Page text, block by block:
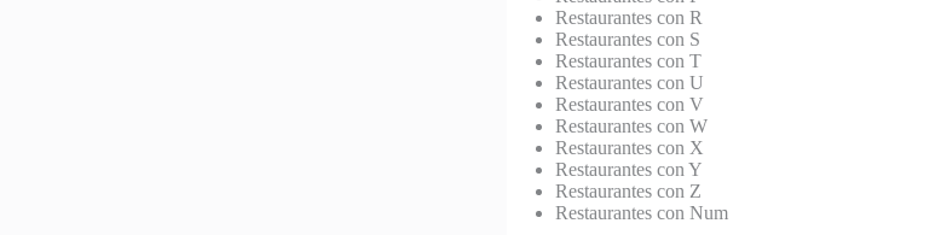
Restaurantes con R
Restaurantes con S
Restaurantes con T
Restaurantes con U
Restaurantes con V
Restaurantes con W
Restaurantes con X
Restaurantes con Y
Restaurantes con Z
Restaurantes con Num